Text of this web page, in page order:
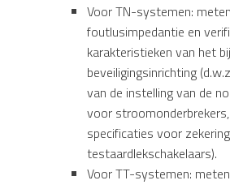
Voor TN-systemen:
foutlusimpedantie en
karakteristieken van het
beveiligingsinrichting
van de instelling van de
voor
specificaties voor
testaardlekschakelaars).
Voor TT-systemen: